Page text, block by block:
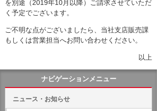
を別途（2019年10月以降）ご請求させていただ
く予定でございます。
ご不明な点がございましたら、当社支店販売課
もしくは営業担当へお問い合わせください。
以上
ナビゲーションメニュー
ニュース・お知らせ